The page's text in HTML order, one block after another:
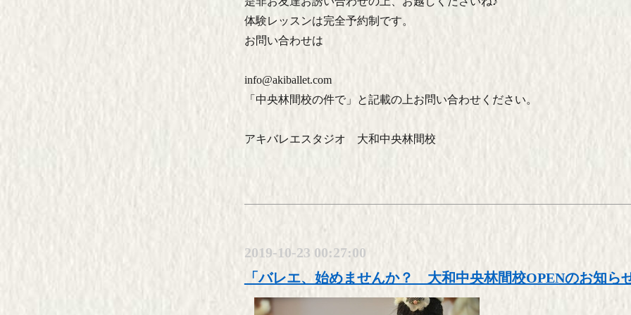
体験レッスンは完全予約制です。
お問い合わせは
info@akiballet.com
「中央林間校の件で」と記載の上お問い合わせください。
アキバレエスタジオ 大和中央林間校
2019-10-23 00:27:00
「バレエ、始めませんか？ 大和中央林間校OPENのお知ら